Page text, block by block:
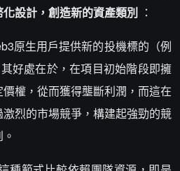
設計，創造新的資產類別 ：
原生用戶提供新的投機標的（例
好處在於，在項目初始階段即擁
權，從而獲得壟斷利潤，而這在
烈的市場競爭，構建起強勁的競